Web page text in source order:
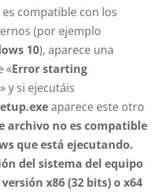
compatible con los
(por ejemplo
10), aparece una
«Error starting
» y si ejecutáis
aparece este otro
archivo no es compatible
que está ejecutando.
del sistema del equipo
x86 (32 bits) o x64